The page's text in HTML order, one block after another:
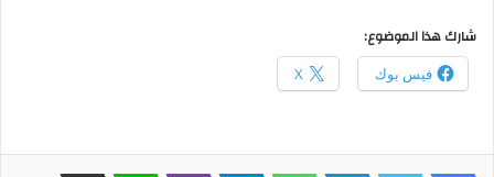
شارك هذا الموضوع:
فيس بوك X